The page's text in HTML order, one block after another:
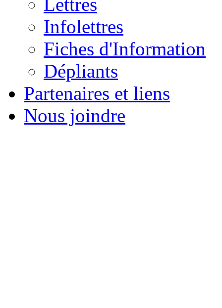
Infolettres
Fiches d'Information
Dépliants
Partenaires et liens
Nous joindre